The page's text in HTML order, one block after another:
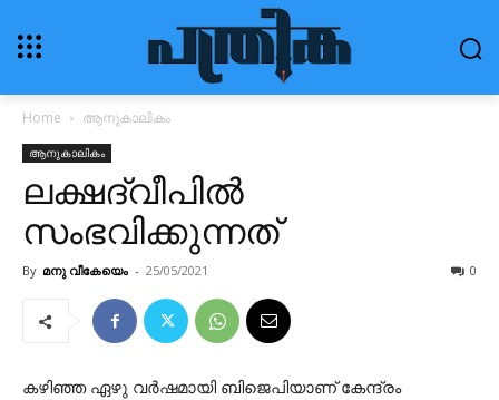
Home ആനുകാലികം
ആനുകാലികം
ലക്ഷദ്വീപില്‍
സംഭവിക്കുന്നത്
By മനു വീകേയെം - 25/05/2021 0
കഴിഞ്ഞ ഏഴു വര്‍ഷമായി ബിജെപിയാണ് കേന്ദ്രം